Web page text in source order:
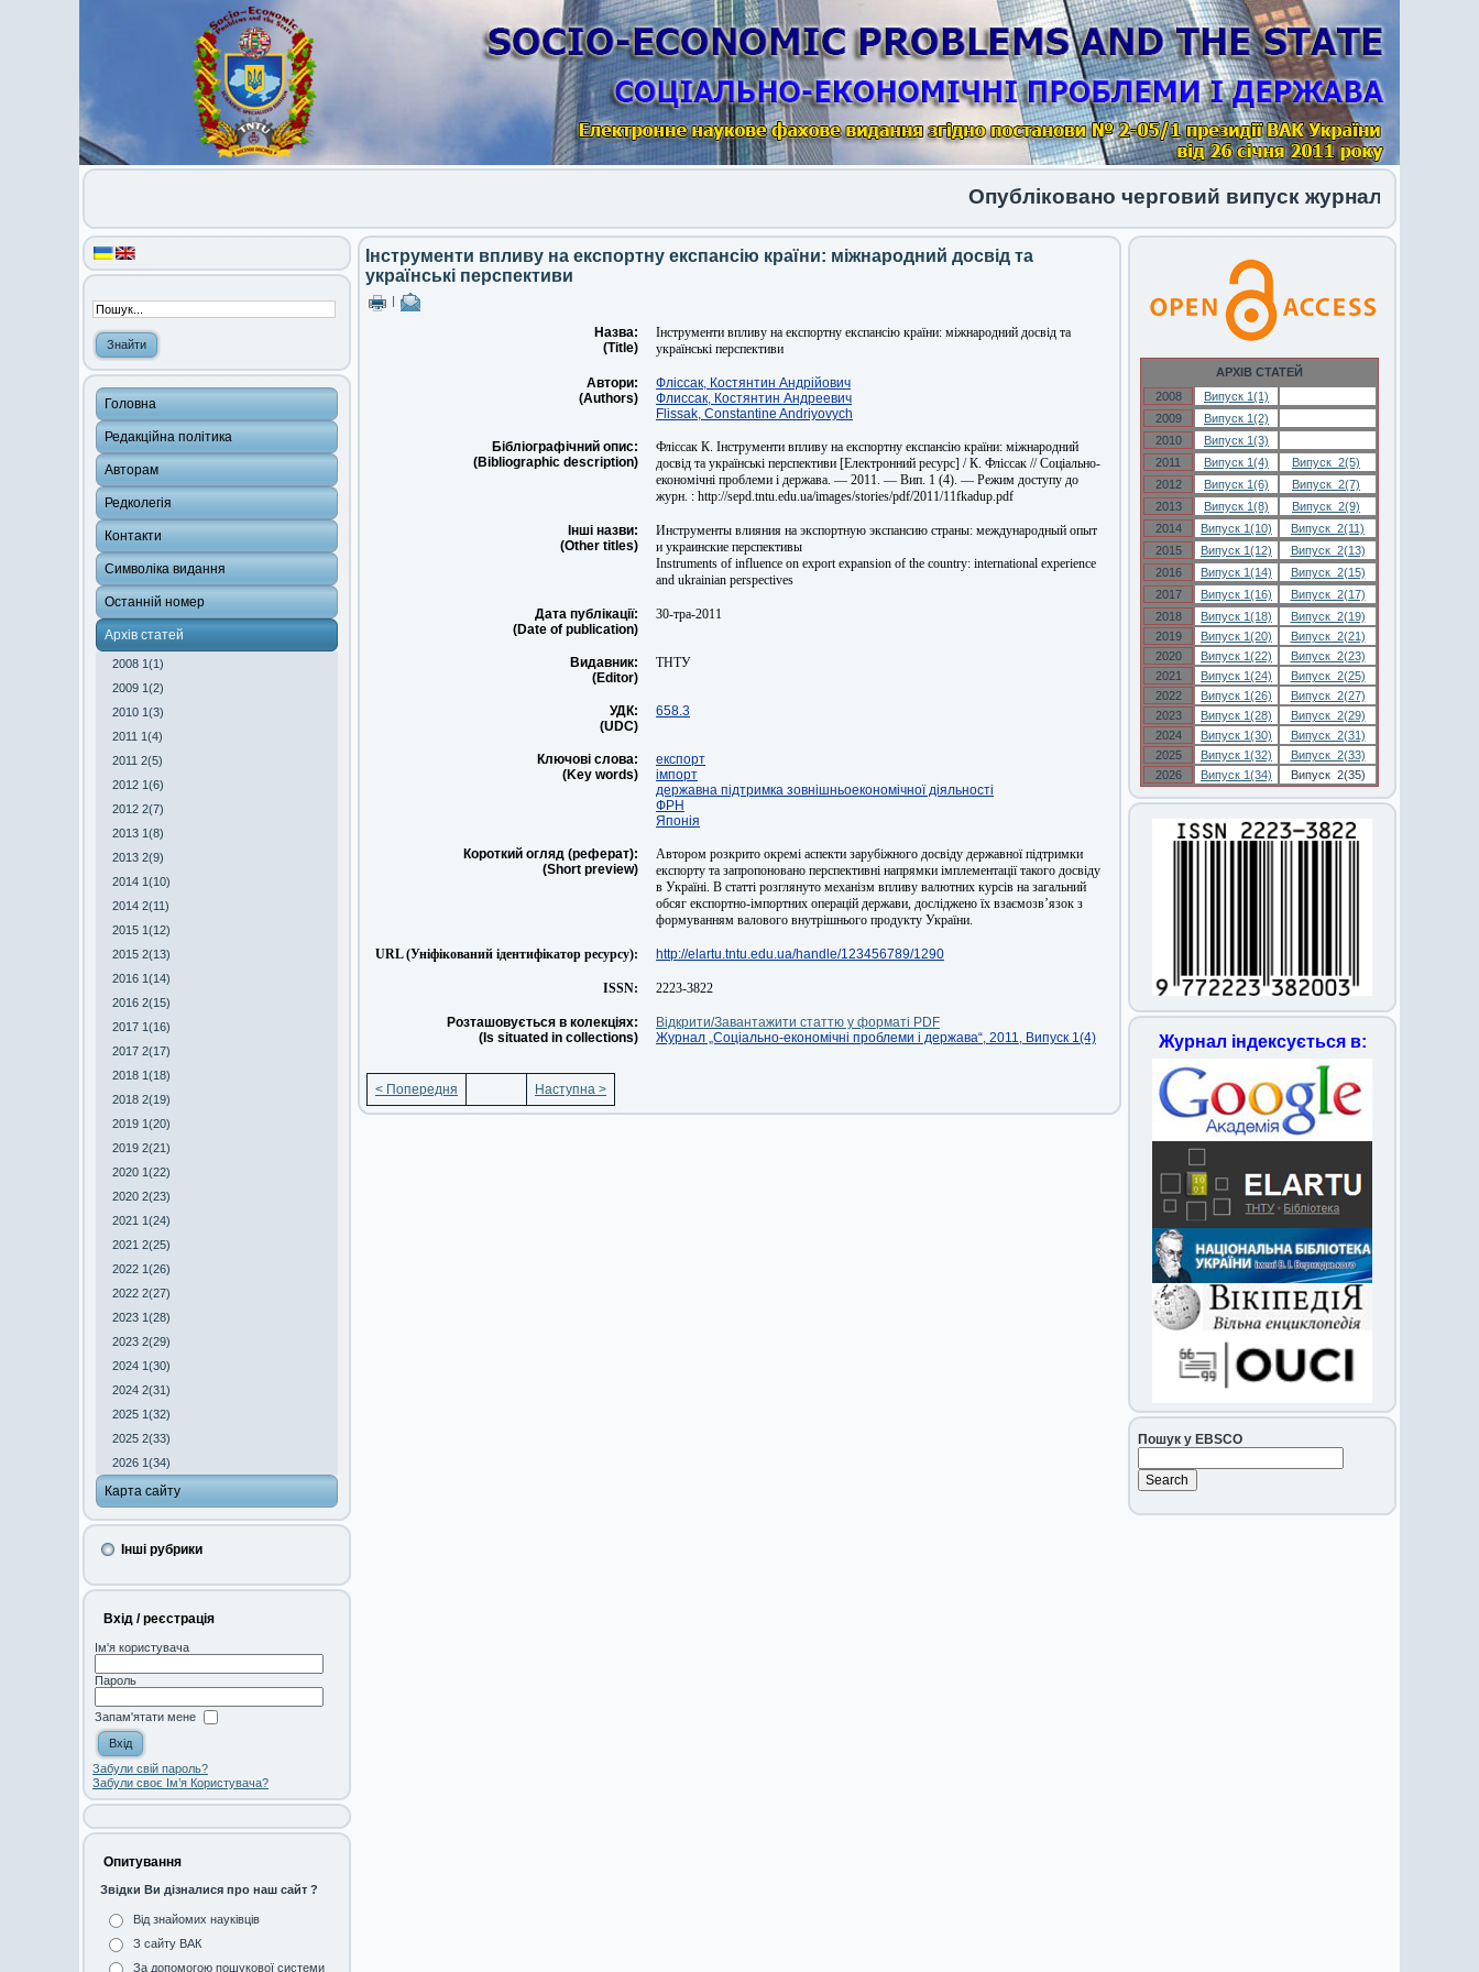
Опубліковано черговий випуск журналу 1 (34) 2026
Головна
Редакційна політика
Авторам
Редколегія
Контакти
Символіка видання
Останній номер
Архів статей
2008 1(1)
2009 1(2)
2010 1(3)
2011 1(4)
2011 2(5)
2012 1(6)
2012 2(7)
2013 1(8)
2013 2(9)
2014 1(10)
2014 2(11)
2015 1(12)
2015 2(13)
2016 1(14)
2016 2(15)
2017 1(16)
2017 2(17)
2018 1(18)
2018 2(19)
2019 1(20)
2019 2(21)
2020 1(22)
2020 2(23)
2021 1(24)
2021 2(25)
2022 1(26)
2022 2(27)
2023 1(28)
2023 2(29)
2024 1(30)
2024 2(31)
2025 1(32)
2025 2(33)
2026 1(34)
Карта сайту
Інші рубрики
Вхід / реєстрація
Ім'я користувача
Пароль
Запам'ятати мене
Забули свій пароль?
Забули своє Ім’я Користувача?
Опитування
Звідки Ви дізналися про наш сайт ?
Від знайомих науківців
З сайту ВАК
За допомогою пошукової системи
Інструменти впливу на експортну експансію країни: міжнародний досвід та
українські перспективи
Назва:
(Title)
Інструменти впливу на експортну експансію країни: міжнародний досвід та
українські перспективи
Автори:
(Authors)
Фліссак, Костянтин Андрійович
Флиссак, Костянтин Андреевич
Flissak, Constantine Andriyovych
Бібліографічний опис:
(Bibliographic description)
Фліссак К. Інструменти впливу на експортну експансію країни: міжнародний
досвід та українські перспективи [Електронний ресурс] / К. Фліссак // Соціально-
економічні проблеми і держава. — 2011. — Вип. 1 (4). — Режим доступу до
журн. : http://sepd.tntu.edu.ua/images/stories/pdf/2011/11fkadup.pdf
Інші назви:
(Other titles)
Инструменты влияния на экспортную экспансию страны: международный опыт
и украинские перспективы
Instruments of influence on export expansion of the country: international experience
and ukrainian perspectives
Дата публікації:
(Date of publication)
30-тра-2011
Видавник:
(Editor)
ТНТУ
УДК:
(UDC)
658.3
Ключові слова:
(Key words)
експорт
імпорт
державна підтримка зовнішньоекономічної діяльності
ФРН
Японія
Короткий огляд (реферат):
(Short preview)
Автором розкрито окремі аспекти зарубіжного досвіду державної підтримки
експорту та запропоновано перспективні напрямки імплементації такого досвіду
в Україні. В статті розглянуто механізм впливу валютних курсів на загальний
обсяг експортно-імпортних операцій держави, досліджено їх взаємозв’язок з
формуванням валового внутрішнього продукту України.
URL (Уніфікований ідентифікатор ресурсу): http://elartu.tntu.edu.ua/handle/123456789/1290
ISSN: 2223-3822
Розташовується в колекціях:
(Is situated in collections)
Відкрити/Завантажити статтю у форматі PDF
Журнал „Соціально-економічні проблеми і держава“, 2011, Випуск 1(4)
< Попередня Наступна >
АРХІВ СТАТЕЙ
2008
Випуск 1(1)
2009
Випуск 1(2)
2010
Випуск 1(3)
2011
Випуск 1(4)
Випуск 2(5)
2012
Випуск 1(6)
Випуск 2(7)
2013
Випуск 1(8)
Випуск 2(9)
2014
Випуск 1(10)
Випуск 2(11)
2015
Випуск 1(12)
Випуск 2(13)
2016
Випуск 1(14)
Випуск 2(15)
2017
Випуск 1(16)
Випуск 2(17)
2018
Випуск 1(18)
Випуск 2(19)
2019
Випуск 1(20)
Випуск 2(21)
2020
Випуск 1(22)
Випуск 2(23)
2021
Випуск 1(24)
Випуск 2(25)
2022
Випуск 1(26)
Випуск 2(27)
2023
Випуск 1(28)
Випуск 2(29)
2024
Випуск 1(30)
Випуск 2(31)
2025
Випуск 1(32)
Випуск 2(33)
2026
Випуск 1(34) Випуск 2(35)
Журнал індексується в:
Пошук у EBSCO